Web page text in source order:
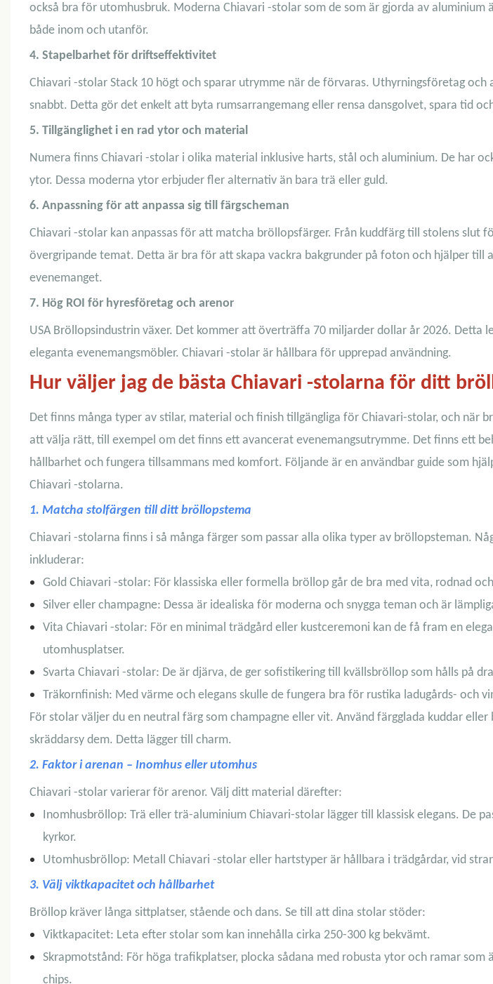
också bra för utomhusbruk. Moderna Chiavari -stolar som de som är gjorda av aluminium
både inom och utanför.
4. Stapelbarhet för driftseffektivitet
Chiavari -stolar Stack 10 högt och sparar utrymme när de förvaras. Uthyrningsföretag
snabbt. Detta gör det enkelt att byta rumsarrangemang eller rensa dansgolvet, spara tid
5. Tillgänglighet i en rad ytor och material
Numera finns Chiavari -stolar i olika material inklusive harts, stål och aluminium. De har
ytor. Dessa moderna ytor erbjuder fler alternativ än bara trä eller guld.
6. Anpassning för att anpassa sig till färgscheman
Chiavari -stolar kan anpassas för att matcha bröllopsfärger. Från kuddfärg till stolens slut
övergripande temat. Detta är bra för att skapa vackra bakgrunder på foton och hjälper till
evenemanget.
7. Hög ROI för hyresföretag och arenor
USA Bröllopsindustrin växer. Det kommer att överträffa 70 miljarder dollar år 2026. Detta
eleganta evenemangsmöbler. Chiavari -stolar är hållbara för upprepad användning.
Hur väljer jag de bästa Chiavari -stolarna för ditt
Det finns många typer av stilar, material och finish tillgängliga för Chiavari-stolar, och när
att välja rätt, till exempel om det finns ett avancerat evenemangsutrymme. Det finns ett
hållbarhet och fungera tillsammans med komfort. Följande är en användbar guide som
Chiavari -stolarna.
1. Matcha stolfärgen till ditt bröllopstema
Chiavari -stolarna finns i så många färger som passar alla olika typer av bröllopsteman.
inkluderar:
Gold Chiavari -stolar: För klassiska eller formella bröllop går de bra med vita, rodnad
Silver eller champagne: Dessa är idealiska för moderna och snygga teman och är
Vita Chiavari -stolar: För en minimal trädgård eller kustceremoni kan de få fram en
utomhusplatser.
Svarta Chiavari -stolar: De är djärva, de ger sofistikering till kvällsbröllop som hålls på
Träkornfinish: Med värme och elegans skulle de fungera bra för rustika ladugårds- och
För stolar väljer du en neutral färg som champagne eller vit. Använd färgglada kuddar
skräddarsy dem. Detta lägger till charm.
2. Faktor i arenan – Inomhus eller utomhus
Chiavari -stolar varierar för arenor. Välj ditt material därefter:
Inomhusbröllop: Trä eller trä-aluminium Chiavari-stolar lägger till klassisk elegans. De
kyrkor.
Utomhusbröllop: Metall Chiavari -stolar eller hartstyper är hållbara i trädgårdar, vid
3. Välj viktkapacitet och hållbarhet
Bröllop kräver långa sittplatser, stående och dans. Se till att dina stolar stöder:
Viktkapacitet: Leta efter stolar som kan innehålla cirka 250-300 kg bekvämt.
Skrapmotstånd: För höga trafikplatser, plocka sådana med robusta ytor och ramar som
chips.